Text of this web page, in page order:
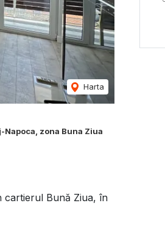
Harta
zona Buna Ziua
cartierul Bună Ziua, în